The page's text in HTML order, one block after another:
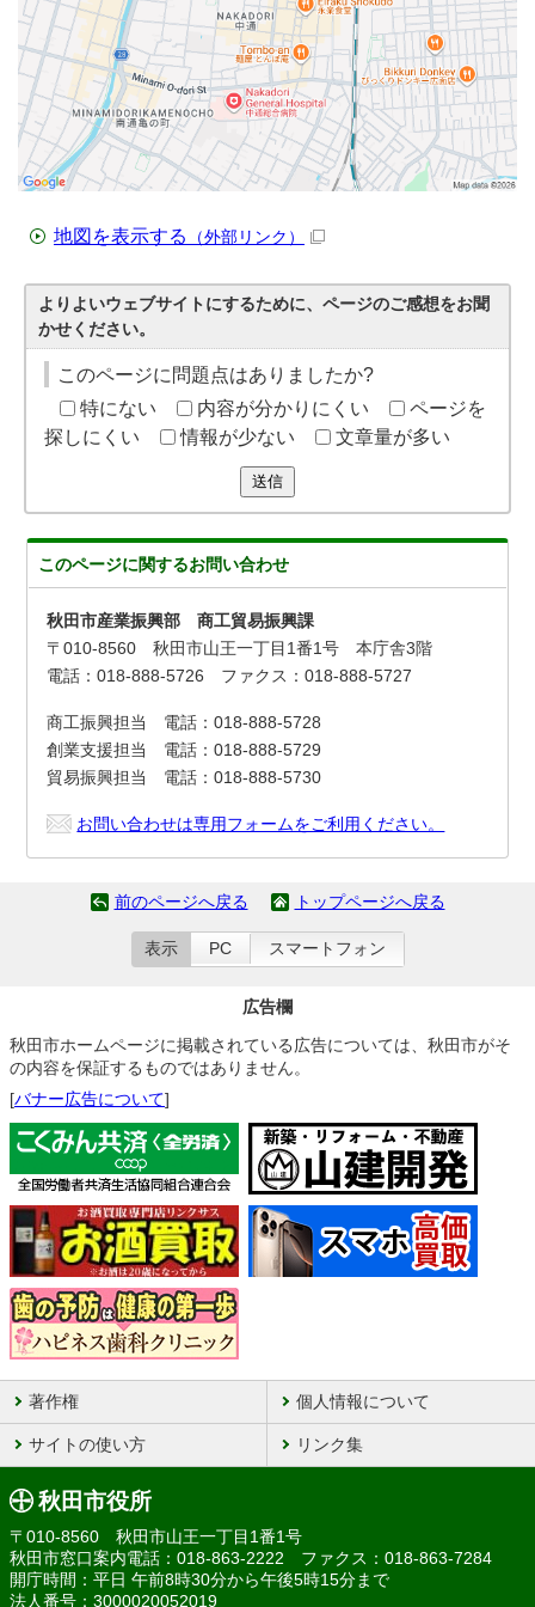
地図を表示する （外部リンク）
よりよいウェブサイトにするために、ページのご感想をお聞
かせください。
このページに問題点はありましたか?
特にない
内容が分かりにくい
ページを
探しにくい
情報が少ない 文章量が多い
送信
このページに関するお問い合わせ
秋田市産業振興部 商工貿易振興課
〒010-8560 秋田市山王一丁目1番1号 本庁舎3階
電話：018-888-5726 ファクス：018-888-5727
商工振興担当 電話：018-888-5728
創業支援担当 電話：018-888-5729
貿易振興担当 電話：018-888-5730
お問い合わせは専用フォームをご利用ください。
前のページへ戻る トップページへ戻る
表示 PC スマートフォン
広告欄
秋田市ホームページに掲載されている広告については、秋田市がそ
の内容を保証するものではありません。
[バナー広告について]
著作権 個人情報について
サイトの使い方 リンク集
秋田市役所
〒010-8560 秋田市山王一丁目1番1号
秋田市窓口案内電話：018-863-2222 ファクス：018-863-7284
開庁時間：平日 午前8時30分から午後5時15分まで
法人番号：3000020052019